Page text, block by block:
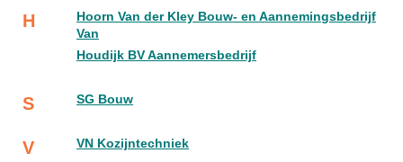
H
Hoorn Van der Kley Bouw- en Aannemingsbedrijf
Van
Houdijk BV Aannemersbedrijf
S SG Bouw
V VN Kozijntechniek